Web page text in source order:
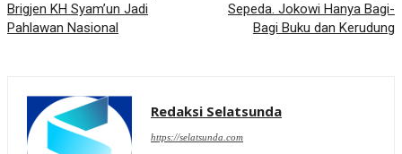
Brigjen KH Syam’un Jadi
Pahlawan Nasional
Sepeda. Jokowi Hanya Bagi-
Bagi Buku dan Kerudung
Redaksi Selatsunda
https://selatsunda.com